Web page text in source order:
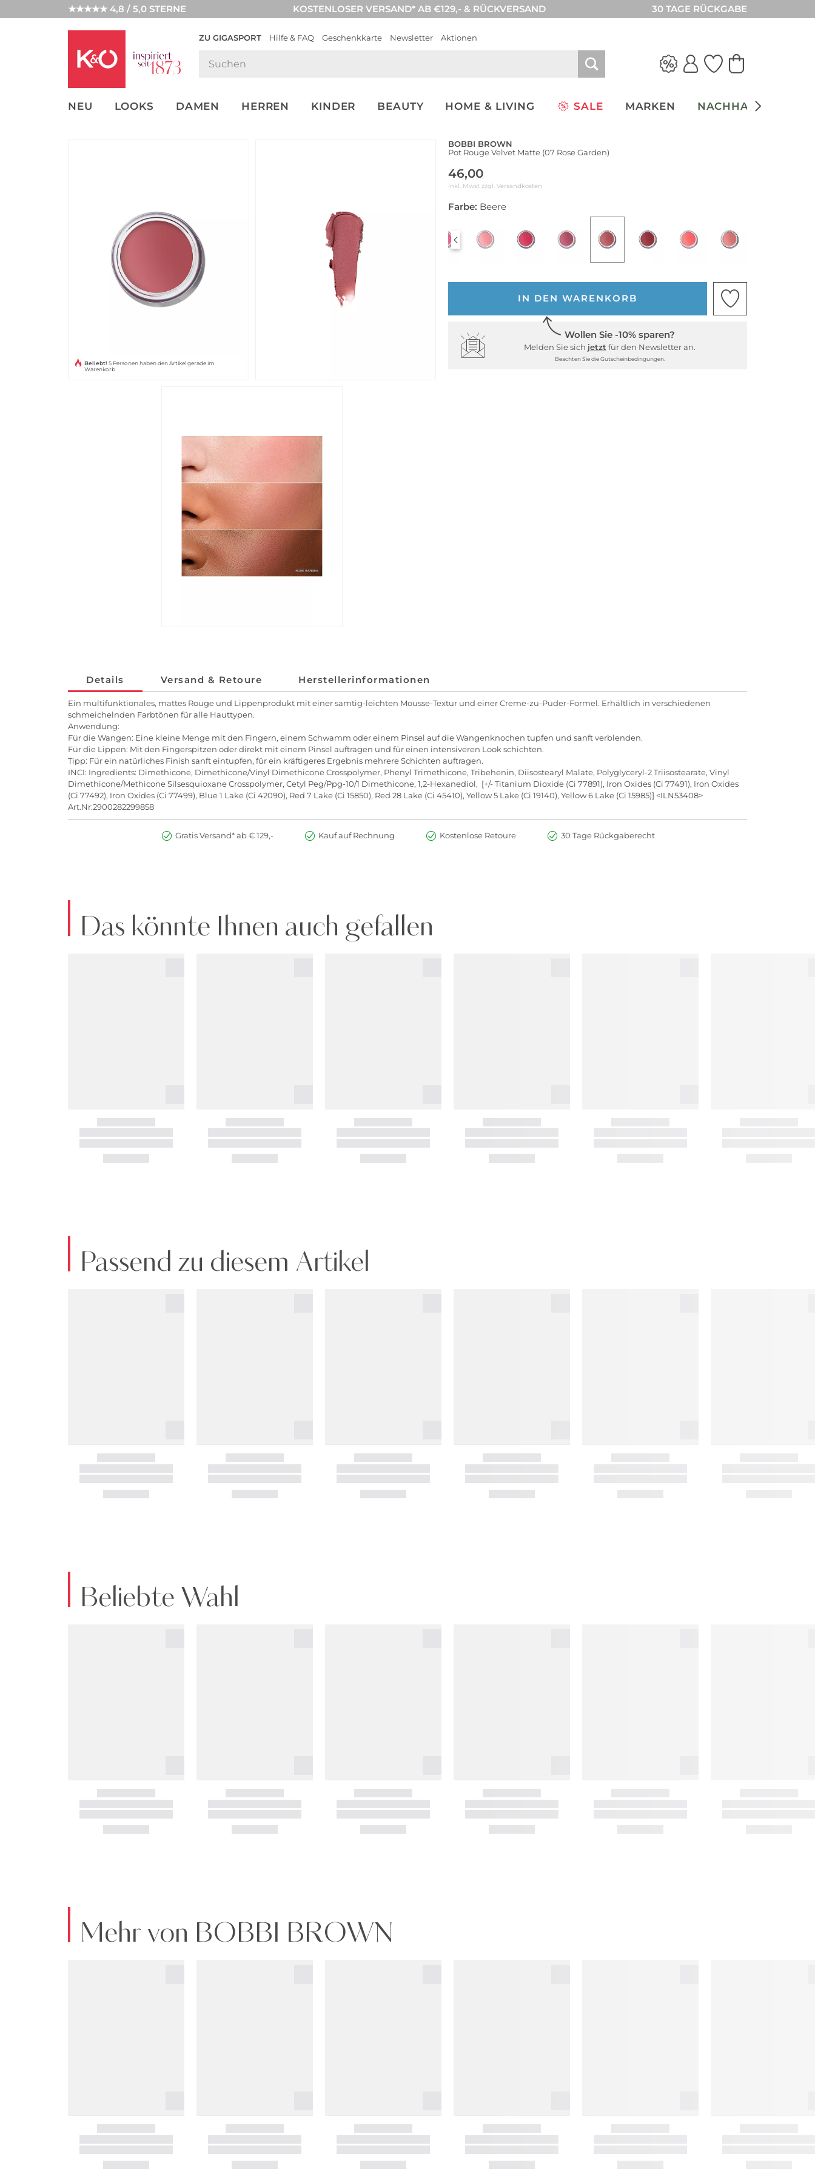
★★★★★ 4,8 / 5,0 STERNE KOSTENLOSER VERSAND* AB €129,- & RÜCKVERSAND 30 TAGE RÜCKGABE
ZU GIGASPORT Hilfe & FAQ Geschenkkarte Newsletter Aktionen
NEU LOOKS DAMEN HERREN KINDER BEAUTY HOME & LIVING SALE MARKEN NACHHALTIGKEIT
NEW IN
WEDDING
Beliebt! 5 Personen haben den Artikel gerade im
Warenkorb
BOBBI BROWN
Pot Rouge Velvet Matte (07 Rose Garden)
46,00
inkl. Mwst zzgl. Versandkosten
Farbe: Beere
IN DEN WARENKORB
Wollen Sie -10% sparen?
Melden Sie sich jetzt für den Newsletter an.
Beachten Sie die Gutscheinbedingungen.
Details Versand & Retoure Herstellerinformationen
Ein multifunktionales, mattes Rouge und Lippenprodukt mit einer samtig-leichten Mousse-Textur und einer Creme-zu-Puder-Formel. Erhältlich in verschiedenen
schmeichelnden Farbtönen für alle Hauttypen.
Anwendung:
Für die Wangen: Eine kleine Menge mit den Fingern, einem Schwamm oder einem Pinsel auf die Wangenknochen tupfen und sanft verblenden.
Für die Lippen: Mit den Fingerspitzen oder direkt mit einem Pinsel auftragen und für einen intensiveren Look schichten.
Tipp: Für ein natürliches Finish sanft eintupfen, für ein kräftigeres Ergebnis mehrere Schichten auftragen.
INCI: Ingredients: Dimethicone, Dimethicone/Vinyl Dimethicone Crosspolymer, Phenyl Trimethicone, Tribehenin, Diisostearyl Malate, Polyglyceryl-2 Triisostearate, Vinyl
Dimethicone/Methicone Silsesquioxane Crosspolymer, Cetyl Peg/Ppg-10/1 Dimethicone, 1,2-Hexanediol, [+/- Titanium Dioxide (Ci 77891), Iron Oxides (Ci 77491), Iron Oxides
(Ci 77492), Iron Oxides (Ci 77499), Blue 1 Lake (Ci 42090), Red 7 Lake (Ci 15850), Red 28 Lake (Ci 45410), Yellow 5 Lake (Ci 19140), Yellow 6 Lake (Ci 15985)] <ILN53408>
Art.Nr:2900282299858
Gratis Versand* ab € 129,- Kauf auf Rechnung Kostenlose Retoure 30 Tage Rückgaberecht
Das könnte Ihnen auch gefallen
Passend zu diesem Artikel
Beliebte Wahl
Mehr von BOBBI BROWN